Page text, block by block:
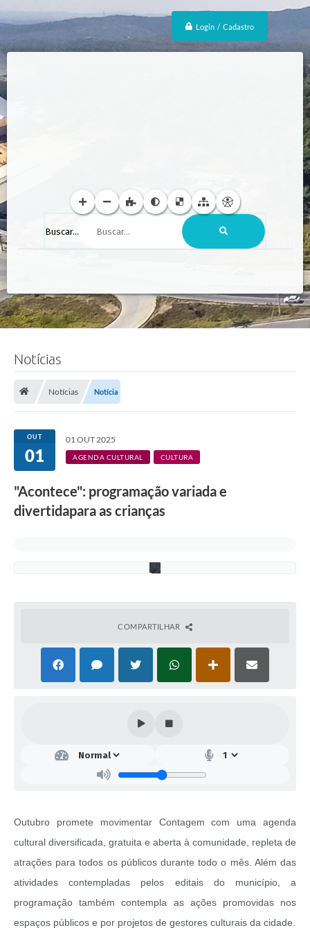
Login / Cadastro
Buscar...
Notícias
Notícias Notícia
OUT
01
01 OUT 2025
AGENDA CULTURAL CULTURA
"Acontece": programação variada e
divertidapara as crianças
l
r
c
COMPARTILHAR
Outubro promete movimentar Contagem com uma agenda
cultural diversificada, gratuita e aberta à comunidade, repleta de
atrações para todos os públicos durante todo o mês. Além das
atividades contempladas pelos editais do município, a
programação também contempla as ações promovidas nos
espaços públicos e por projetos de gestores culturais da cidade.